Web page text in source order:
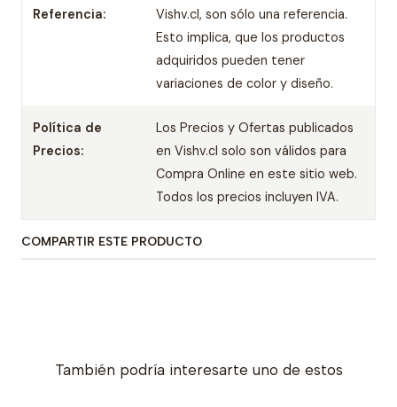
Referencia:
Vishv.cl, son sólo una referencia.
Esto implica, que los productos
adquiridos pueden tener
variaciones de color y diseño.
Política de
Precios:
Los Precios y Ofertas publicados
en Vishv.cl solo son válidos para
Compra Online en este sitio web.
Todos los precios incluyen IVA.
COMPARTIR ESTE PRODUCTO
También podría interesarte uno de estos